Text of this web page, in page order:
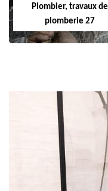
Plombier, travaux de
plomberie 27